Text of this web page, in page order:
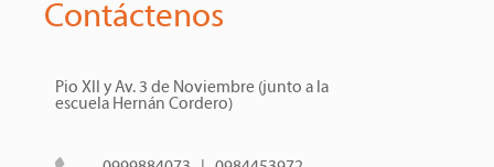
Contáctenos
Pio XII y Av. 3 de Noviembre (junto a la
escuela Hernán Cordero)